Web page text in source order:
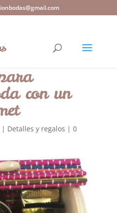
con un
Detalles y regalos | 0